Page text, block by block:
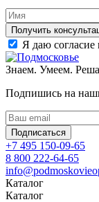
Получить
Я даю согласие
Знаем. Умеем.
Подпишись на
Подписаться
+7 495 150-09-65
8 800 222-64-65
Каталог
Каталог